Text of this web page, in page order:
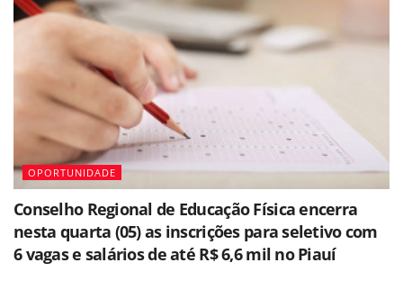
OPORTUNIDADE
Conselho Regional de Educação Física encerra
nesta quarta (05) as inscrições para seletivo com
6 vagas e salários de até R$ 6,6 mil no Piauí